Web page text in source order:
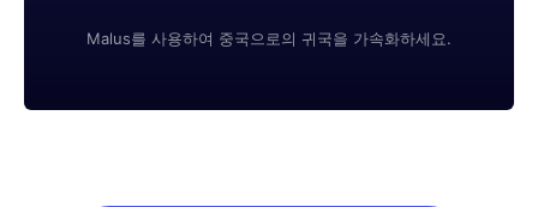
Malus를 사용하여 중국으로의 귀국을 가속화하세요.